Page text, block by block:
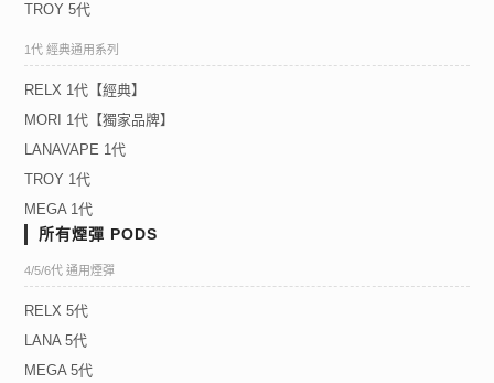
TROY 5代
1代 經典通用系列
RELX 1代【經典】
MORI 1代【獨家品牌】
LANAVAPE 1代
TROY 1代
MEGA 1代
所有煙彈 PODS
4/5/6代 通用煙彈
RELX 5代
LANA 5代
MEGA 5代